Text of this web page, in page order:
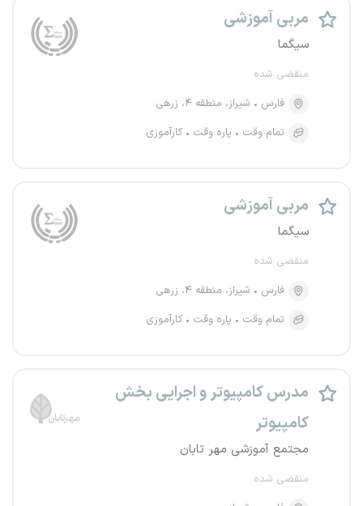
مربی آموزشی
سیگما
منقضی شده
فارس
شیراز، منطقه ۴، زرهی
تمام وقت
پاره وقت کارآموزی
مربی آموزشی
سیگما
منقضی شده
فارس
شیراز، منطقه ۴، زرهی
تمام وقت
پاره وقت کارآموزی
مدرس کامپیوتر و اجرایی بخش
کامپیوتر
مجتمع آموزشی مهر تابان
منقضی شده